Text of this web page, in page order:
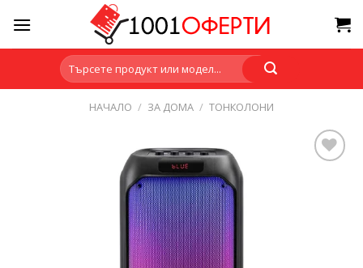
content
Търсене
за:
НАЧАЛО / ЗА ДОМА / ТОНКОЛОНИ